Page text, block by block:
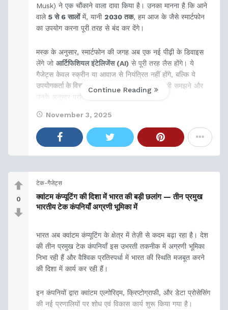
Musk) ने एक चौंकाने वाला दावा किया है। उनका मानना है कि आने
वाले 5 से 6 सालोंमें, यानी 2030 तक, हम आज के जैसे स्मार्टफोन
का उपयोग करना पूरी तरह से बंद कर देंगे।
मस्क के अनुसार, स्मार्टफोन की जगह अब एक नई पीढ़ी के डिवाइस
लेंगे जो आर्टिफिशियल इंटेलिजेंस (AI) से पूरी तरह लैस होंगे। ये
गैजेट्स केवल स्क्रीन या आवाज से नियंत्रित नहीं होंगे, बल्कि ये
उपयोगकर्ता के विचारों (User's Thoughts)
को भी समझने और
उनके अनुसार प्रतिक्रिया देने
Continue Reading
November 3, 2025
0
टेक-गैजेट्स
क्वांटम कंप्यूटिंग की दिशा में भारत की बड़ी छलांग — तीन प्रमुख
भारतीय टेक कंपनियाँ अग्रणी भूमिका में
भारत अब क्वांटम कंप्यूटिंग के क्षेत्र में तेज़ी से कदम बढ़ा रहा है। देश
की तीन प्रमुख टेक कंपनियाँ इस उभरती तकनीक में अग्रणी भूमिका
निभा रही हैं और वैश्विक प्रतिस्पर्धा में भारत की स्थिति मजबूत करने
की दिशा में कार्य कर रही हैं।
इन कंपनियों द्वारा क्वांटम एल्गोरिद्म, क्रिप्टोग्राफी, और डेटा प्रोसेसिंग
की नई प्रणालियों पर शोध एवं विकास कार्य शुरू किया गया है।